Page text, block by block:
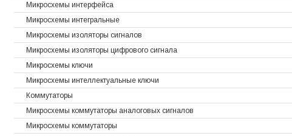
Микросхемы интерфейса
Микросхемы интегральные
Микросхемы изоляторы сигналов
Микросхемы изоляторы цифрового сигнала
Микросхемы ключи
Микросхемы интеллектуальные ключи
Коммутаторы
Микросхемы коммутаторы аналоговых сигналов
Микросхемы коммутаторы